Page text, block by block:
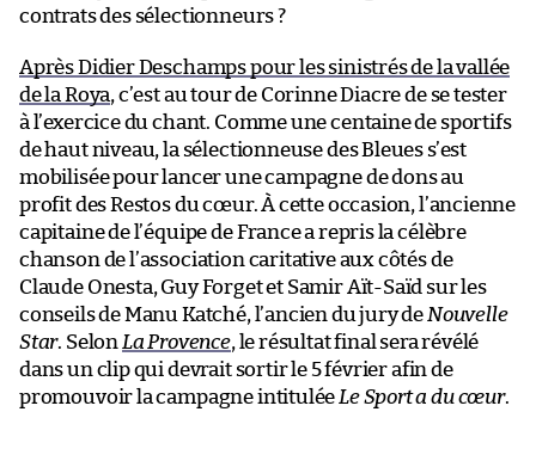
contrats des sélectionneurs ?
Après Didier Deschamps pour les sinistrés de la vallée
de la Roya, c’est au tour de Corinne Diacre de se tester
à l’exercice du chant. Comme une centaine de sportifs
de haut niveau, la sélectionneuse des Bleues s’est
mobilisée pour lancer une campagne de dons au
profit des Restos du cœur. À cette occasion, l’ancienne
capitaine de l’équipe de France a repris la célèbre
chanson de l’association caritative aux côtés de
Claude Onesta, Guy Forget et Samir Aït-Saïd sur les
conseils de Manu Katché, l’ancien du jury de Nouvelle
Star. Selon La Provence, le résultat final sera révélé
dans un clip qui devrait sortir le 5 février afin de
promouvoir la campagne intitulée Le Sport a du cœur.